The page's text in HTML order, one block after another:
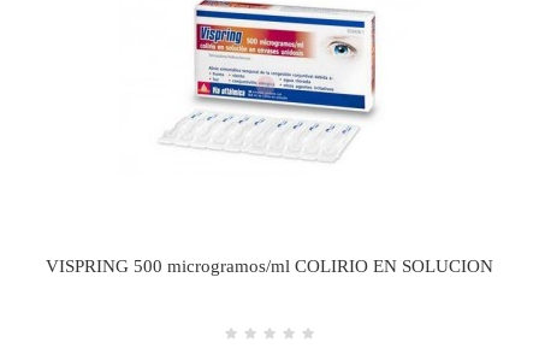
VISPRING 500 microgramos/ml COLIRIO EN SOLUCION